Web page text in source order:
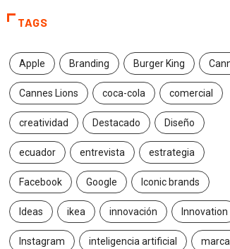
TAGS
Apple Branding Burger King
Cannes Lions coca-cola comercial
creatividad Destacado Diseño
ecuador entrevista estrategia
Facebook Google Iconic brands
Ideas ikea innovación Innovation
Instagram inteligencia artificial